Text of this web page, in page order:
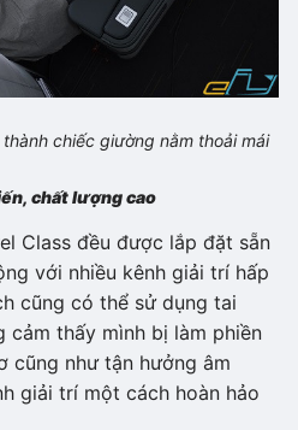
chiếc giường nằm thoải mái
chất lượng cao
Class đều được lắp đặt sẵn
với nhiều kênh giải trí hấp
cũng có thể sử dụng tai
cảm thấy mình bị làm phiền
cũng như tận hưởng âm
giải trí một cách hoàn hảo